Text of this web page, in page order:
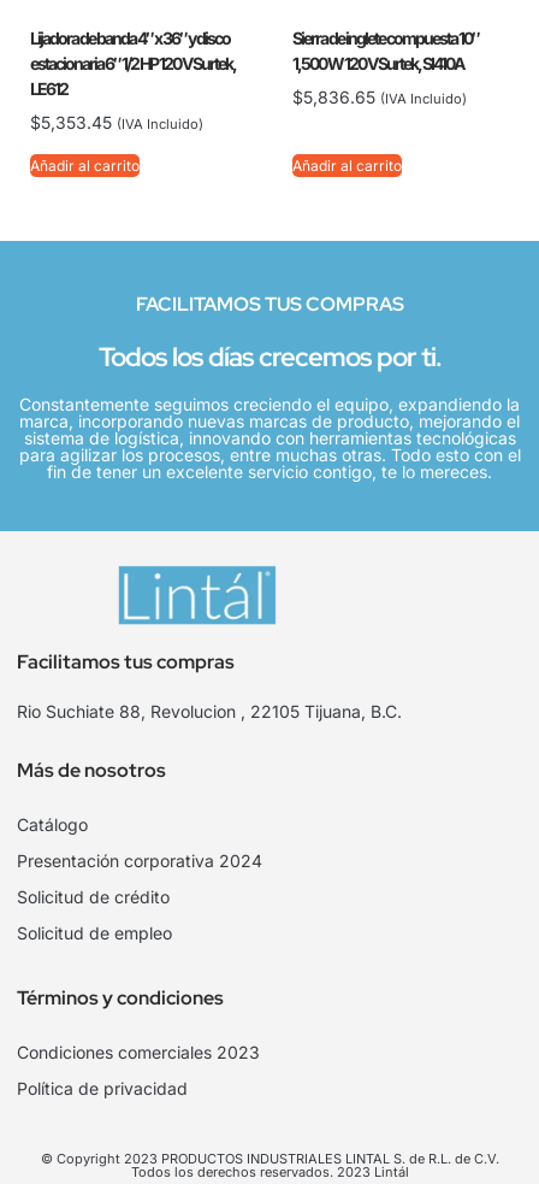
Lijadora de banda 4″ x 36″ y disco
estacionaria 6″ 1/2 HP 120 V Surtek,
LE612
$5,353.45 (IVA Incluido)
Añadir al carrito
Sierra de inglete compuesta 10″
1,500 W 120 V Surtek, SI410A
$5,836.65 (IVA Incluido)
Añadir al carrito
FACILITAMOS TUS COMPRAS
Todos los días crecemos por ti.
Constantemente seguimos creciendo el equipo, expandiendo la
marca, incorporando nuevas marcas de producto, mejorando el
sistema de logística, innovando con herramientas tecnológicas
para agilizar los procesos, entre muchas otras. Todo esto con el
fin de tener un excelente servicio contigo, te lo mereces.
Facilitamos tus compras
Rio Suchiate 88, Revolucion , 22105 Tijuana, B.C.
Más de nosotros
Catálogo
Presentación corporativa 2024
Solicitud de crédito
Solicitud de empleo
Términos y condiciones
Condiciones comerciales 2023
Política de privacidad
© Copyright 2023 PRODUCTOS INDUSTRIALES LINTAL S. de R.L. de C.V.
Todos los derechos reservados. 2023 Lintál